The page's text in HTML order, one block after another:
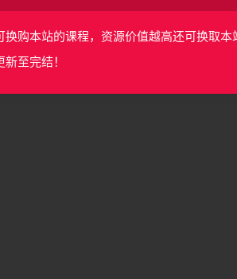
换购本站的课程，资源价值越高还可换取本
至完结！